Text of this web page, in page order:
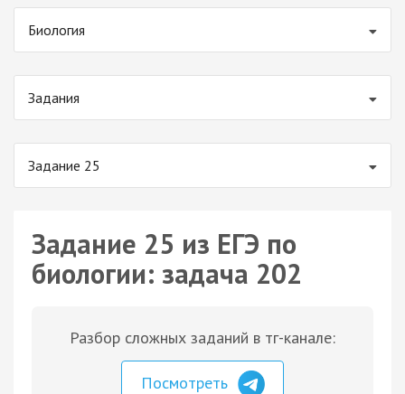
Биология
Задания
Задание 25
Задание 25 из ЕГЭ по
биологии: задача 202
Разбор сложных заданий в тг-канале:
Посмотреть